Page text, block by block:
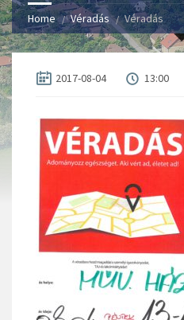
Home Véradás Véradás
2017-08-04 13:00